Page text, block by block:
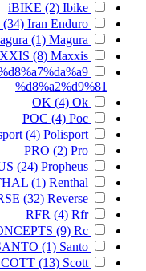
iBIKE (2) Ibike
(34) Iran Enduro
(1) Magura
(8) Maxxis
%d8%a2%d9%81
OK (4) Ok
POC (4) Poc
(4) Polisport
PRO (2) Pro
(24) Propheus
(1) Renthal
(32) Reverse
RFR (4) Rfr
(9) Rc
(1) Santo
(13) Scott